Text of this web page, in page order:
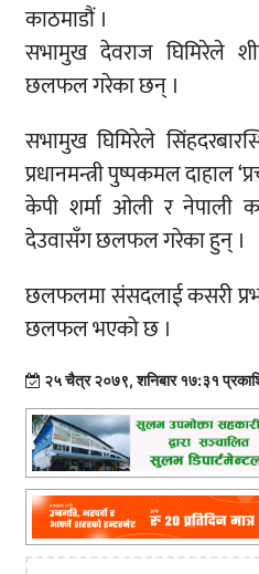
काठमाडौं ।
सभामुख देवराज घिमिरेले
छलफल गरेका छन् ।
सभामुख घिमिरेले
प्रधानमन्त्री पुष्पकमल दाहाल
केपी शर्मा ओली र नेपाली
देउवासँग छलफल गरेका हुन् ।
छलफलमा संसदलाई कसरी
छलफल भएको छ ।
२५ चैत्र २०७९, शनिबार १७:३१